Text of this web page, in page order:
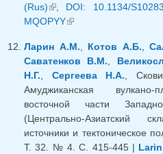
(Rus)(внешняя ссылка)
DOI: 10.1134/
MQOPYY(внешняя ссылка)
Ларин А.М. Котов А.Б. ,
Саватенков В.М.
Н.Г.
Сергеева Н.А. ,
Амуджиканская вулкано-
восточной части
(Центрально-Азиатский
источники и тектоническое
Т. 32. № 4. С. 415-445 |